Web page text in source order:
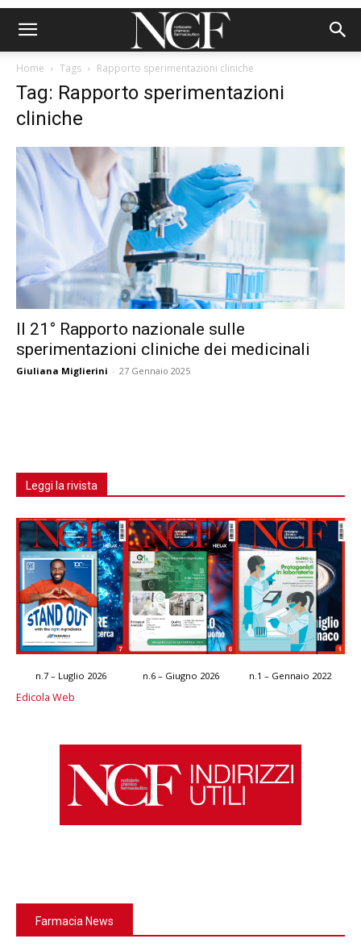
Home Tags Rapporto sperimentazioni cliniche
Tag: Rapporto sperimentazioni
cliniche
Il 21° Rapporto nazionale sulle
sperimentazioni cliniche dei medicinali
Giuliana Miglierini - 27 Gennaio 2025
Leggi la rivista
n.7 – Luglio 2026 n.6 – Giugno 2026 n.1 – Gennaio 2022
Edicola Web
Farmacia News